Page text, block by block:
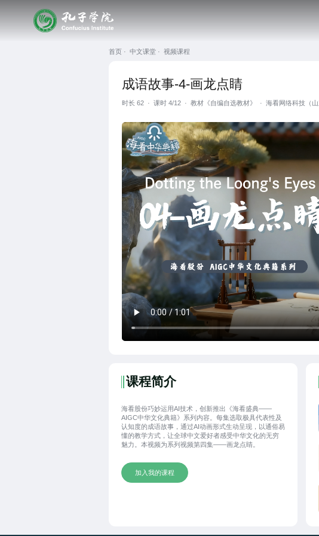
首页 · 中文课堂 · 视频课程
成语故事-4-画龙点睛
时长62 · 课时 4/12 · 教材《自编自选教材》 · 海看网络科技（
课程简介
海看股份巧妙运用AI技术，创新推出《海看盛典——
AIGC中华文化典籍》系列内容。每集选取极具代表性及
认知度的成语故事，通过AI动画形式生动呈现，以通俗易
懂的教学方式，让全球中文爱好者感受中华文化的无穷
魅力。本视频为系列视频第四集——画龙点睛。
加入我的课程